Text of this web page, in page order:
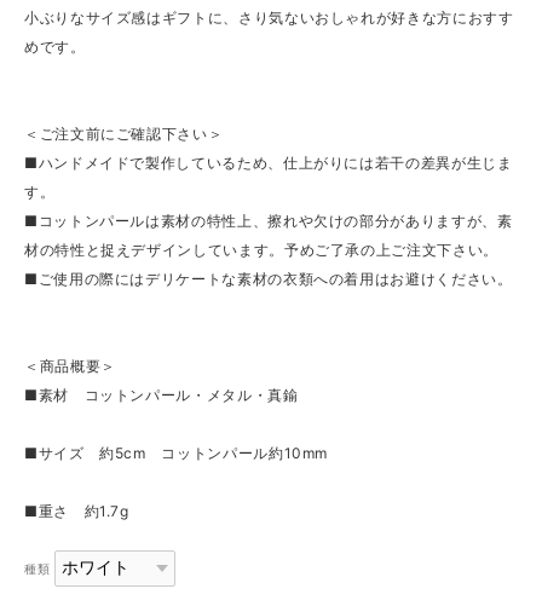
小ぶりなサイズ感はギフトに、さり気ないおしゃれが好きな方におすす
めです。
＜ご注文前にご確認下さい＞
■ハンドメイドで製作しているため、仕上がりには若干の差異が生じま
す。
■コットンパールは素材の特性上、擦れや欠けの部分がありますが、素
材の特性と捉えデザインしています。予めご了承の上ご注文下さい。
■ご使用の際にはデリケートな素材の衣類への着用はお避けください。
＜商品概要＞
■素材 コットンパール・メタル・真鍮
■サイズ 約5cm コットンパール約10mm
■重さ 約1.7g
種類